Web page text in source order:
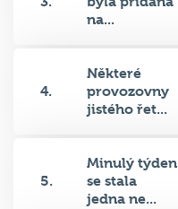
na...
4.
Některé
provozovny
jistého řet...
5.
Minulý týden
se stala
jedna ne...